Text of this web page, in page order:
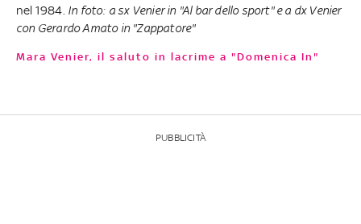
nel 1984. In foto: a sx Venier in "Al bar dello sport" e a dx Venier
con Gerardo Amato in "Zappatore"
Mara Venier, il saluto in lacrime a "Domenica In"
PUBBLICITÀ